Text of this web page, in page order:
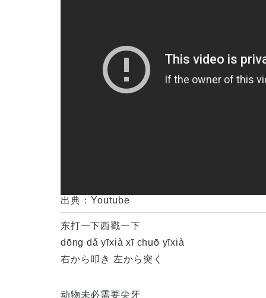
出典：Youtube
东打一下西戳一下
dōng dǎ yīxià xī chuō yīxià
右から叩き 左から突く
动物未必需要尖牙